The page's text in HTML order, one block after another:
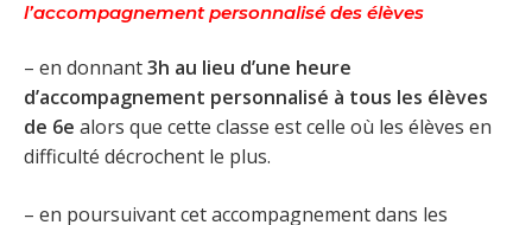
l’accompagnement personnalisé des élèves
– en donnant3h au lieu d’une heure
d’accompagnement personnalisé à tous les élèves
de 6e alors que cette classe est celle où les élèves en
difficulté décrochent le plus.
– en poursuivant cet accompagnement dans les